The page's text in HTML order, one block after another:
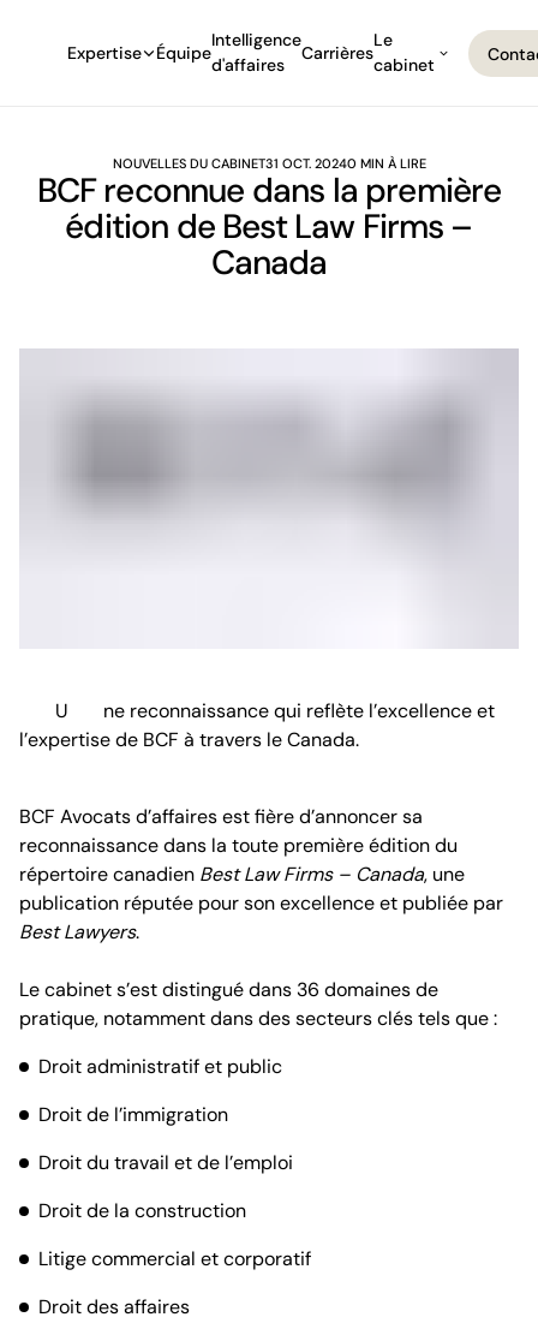
Expertise Équipe
Intelligence
d'affaires
Carrières
Le
cabinet
NOUVELLES DU CABINET31 OCT. 20240 MIN À LIRE
BCF reconnue dans la première
édition de Best Law Firms –
Canada
Une reconnaissance qui reflète l’excellence et
l’expertise de BCF à travers le Canada.
BCF Avocats d’affaires est fière d’annoncer sa
reconnaissance dans la toute première édition du
répertoire canadien Best Law Firms – Canada, une
publication réputée pour son excellence et publiée par
Best Lawyers.
Le cabinet s’est distingué dans 36 domaines de
pratique, notamment dans des secteurs clés tels que :
Droit administratif et public
Droit de l’immigration
Droit du travail et de l’emploi
Droit de la construction
Litige commercial et corporatif
Droit des affaires